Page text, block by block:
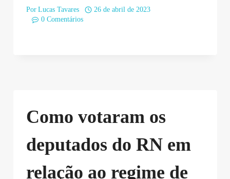
Por Lucas Tavares
26 de abril de 2023
0 Comentários
Como votaram os
deputados do RN em
relação ao regime de